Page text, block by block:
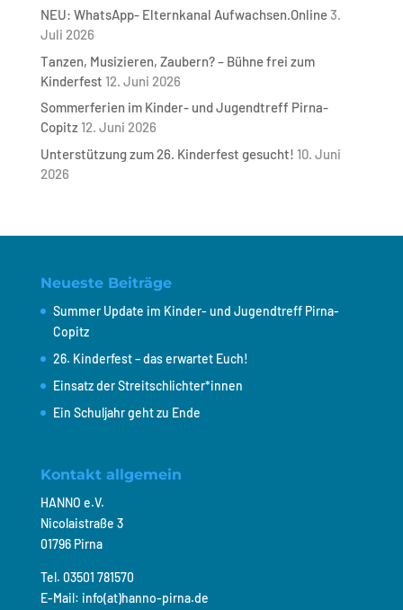
NEU: WhatsApp- Elternkanal Aufwachsen.Online3.
Juli 2026
Tanzen, Musizieren, Zaubern? – Bühne frei zum
Kinderfest 12. Juni 2026
Sommerferien im Kinder- und Jugendtreff Pirna-
Copitz12. Juni 2026
Unterstützung zum 26. Kinderfest gesucht! 10. Juni
2026
Neueste Beiträge
Summer Update im Kinder- und Jugendtreff Pirna-
Copitz
26. Kinderfest – das erwartet Euch!
Einsatz der Streitschlichter*innen
Ein Schuljahr geht zu Ende
Kontakt allgemein
HANNO e.V.
Nicolaistraße 3
01796 Pirna
Tel. 03501 781570
E-Mail: info(at)hanno-pirna.de